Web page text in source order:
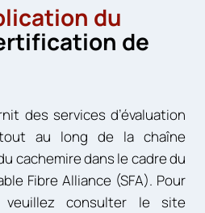
du
de
des services d’évaluation
au long de la chaîne
cachemire dans le cadre du
Fibre Alliance (SFA). Pour
veuillez consulter le site